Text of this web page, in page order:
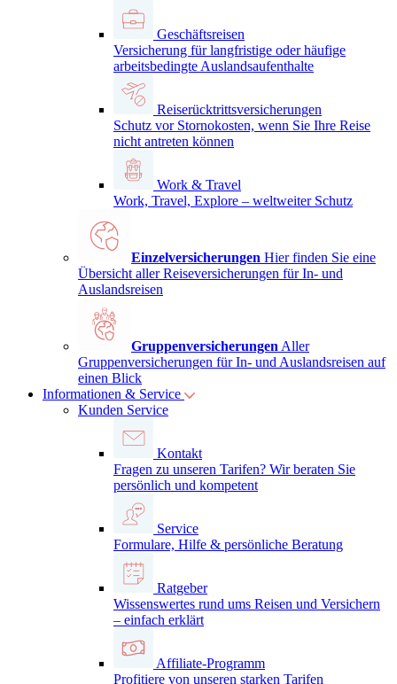
Geschäftsreisen
Versicherung für langfristige oder häufige
arbeitsbedingte Auslandsaufenthalte
Reiserücktrittsversicherungen
Schutz vor Stornokosten, wenn Sie Ihre Reise
nicht antreten können
Work & Travel
Work, Travel, Explore – weltweiter Schutz
Einzelversicherungen Hier finden Sie eine
Übersicht aller Reiseversicherungen für In- und
Auslandsreisen
GruppenversicherungenAller
Gruppenversicherungen für In- und Auslandsreisen auf
einen Blick
Informationen & Service
Kunden Service
Kontakt
Fragen zu unseren Tarifen? Wir beraten Sie
persönlich und kompetent
Service
Formulare, Hilfe & persönliche Beratung
Ratgeber
Wissenswertes rund ums Reisen und Versichern
– einfach erklärt
Affiliate-Programm
Profitiere von unseren starken Tarifen